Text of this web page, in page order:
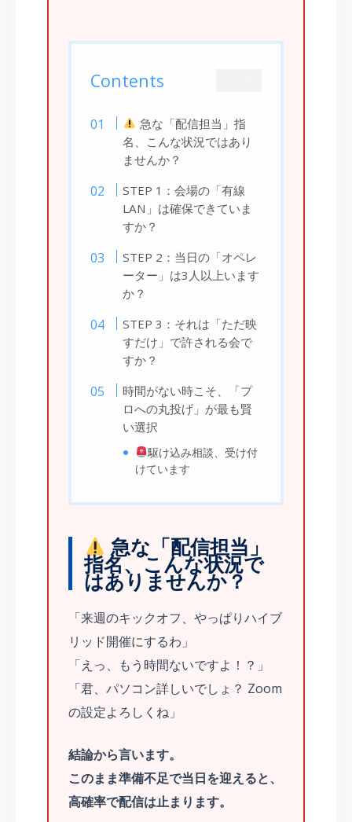
Contents
急な「配信担当」指
名、こんな状況ではあり
ませんか？
STEP 1：会場の「有線
LAN」は確保できていま
すか？
STEP 2：当日の「オペレ
ーター」は3人以上います
か？
STEP 3：それは「ただ映
すだけ」で許される会で
すか？
時間がない時こそ、「プ
ロへの丸投げ」が最も賢
い選択
駆け込み相談、受け付
けています
急な「配信担当」
指名、こんな状況で
はありませんか？
「来週のキックオフ、やっぱりハイブ
リッド開催にするわ」
「えっ、もう時間ないですよ！？」
「君、パソコン詳しいでしょ？ Zoom
の設定よろしくね」
結論から言います。
このまま準備不足で当日を迎えると、
高確率で配信は止まります。